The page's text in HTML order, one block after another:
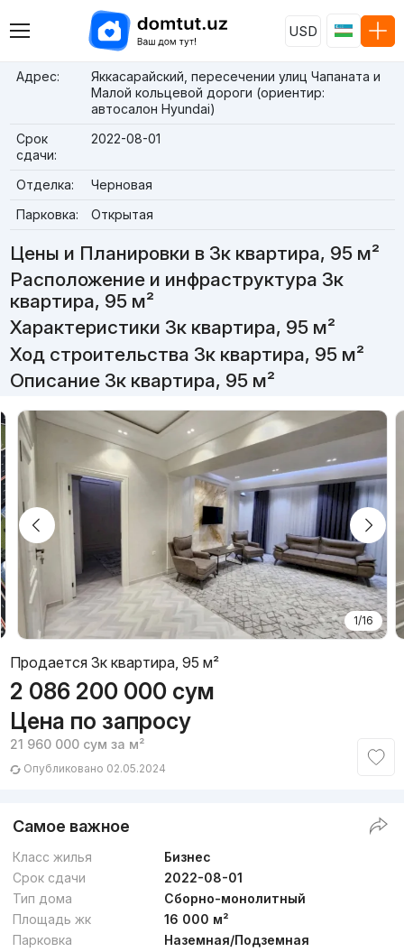
USD
Адрес:
Яккасарайский, пересечении улиц Чапаната и
Малой кольцевой дороги (ориентир:
автосалон Hyundai)
Срок
сдачи:
2022-08-01
Отделка:
Черновая
Парковка:
Открытая
Цены и Планировки в 3к квартира, 95 м²
Расположение и инфраструктура 3к
квартира, 95 м²
Характеристики 3к квартира, 95 м²
Ход строительства 3к квартира, 95 м²
Описание 3к квартира, 95 м²
1/16
Продается 3к квартира, 95 м²
2 086 200 000 сум
Цена по запросу
21 960 000 сум за м²
Опубликовано 02.05.2024
Самое важное
Класс жилья
Бизнес
Срок сдачи
2022-08-01
Тип дома
Сборно-монолитный
Площадь жк
16 000 м²
Парковка
Наземная/Подземная